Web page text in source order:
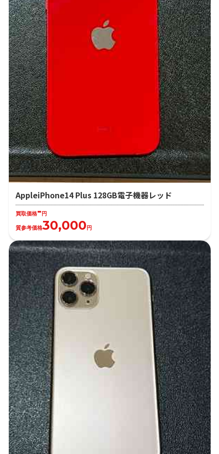
AppleiPhone14 Plus 128GB電子機器レッド
買取価格- 円
質参考価格30,000 円